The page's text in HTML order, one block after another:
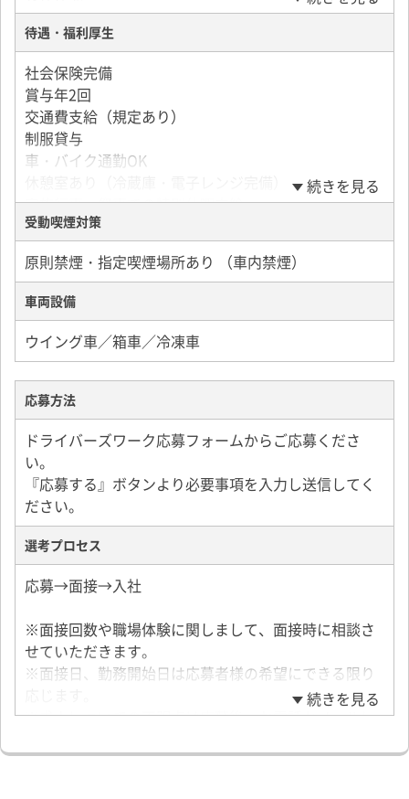
待遇・福利厚生
社会保険完備
賞与年2回
交通費支給（規定あり）
制服貸与
車・バイク通勤OK
家族行事・祭事での特別休暇支給
資格取得支援制度有（会社規定あり）
退職金制度
社員紹介制度・入社祝い金制度あり（規定あり）
続きを見る
受動喫煙対策
原則禁煙・指定喫煙場所あり （車内禁煙）
車両設備
ウイング車／箱車／冷凍車
応募方法
ドライバーズワーク応募フォームからご応募くださ
い。
『応募する』ボタンより必要事項を入力し送信してく
ださい。
選考プロセス
応募→面接→入社
※面接回数や職場体験に関しまして、面接時に相談さ
せていただきます。
※面接日、勤務開始日は応募者様の希望にできる限り
※求人についての不明点は応募後、お電話かメールに
続きを見る